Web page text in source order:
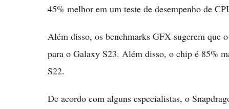
45% melhor em um teste de desempenho de
Além disso, os benchmarks GFX sugerem que
para o Galaxy S23. Além disso, o chip é 85%
S22.
De acordo com alguns especialistas, o